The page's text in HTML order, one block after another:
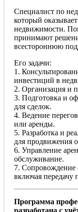
Специалист по
который
недвижимости.
принимают
всестороннюю
Его задачи:
1.
инвестиций в
2. Организация и
3. Подготовка и
для сделок.
4. Ведение
или аренды.
5. Разработка и
для продвижения
6. Управление
обслуживание.
7. Сопровождение
включая передачу
Программа
разработана с